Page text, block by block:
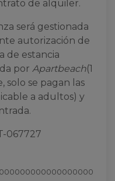
de alquiler.
será gestionada
autorización de
de estancia
por Apartbeach(1
solo se pagan las
a adultos) y
067727